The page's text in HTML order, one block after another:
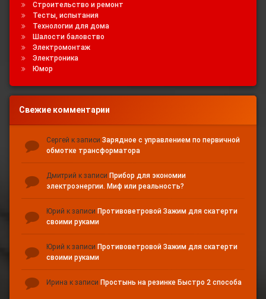
Строительство и ремонт
Тесты, испытания
Технологии для дома
Шалости баловство
Электромонтаж
Электроника
Юмор
Свежие комментарии
Сергей к записи Зарядное с управлением по первичной
обмотке трансформатора
Дмитрий к записи Прибор для экономии
электроэнергии. Миф или реальность?
Юрий к записи Противоветровой Зажим для скатерти
своими руками
Юрий к записи Противоветровой Зажим для скатерти
своими руками
Ирина к записи Простынь на резинке Быстро 2 способа